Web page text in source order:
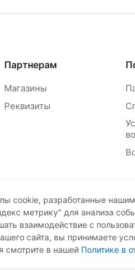
Партнерам
Магазины
Реквизиты
cookie, разработанные
метрику" для анализа
взаимодействие с
сайта, вы принимаете
смотрите в нашей Политике в